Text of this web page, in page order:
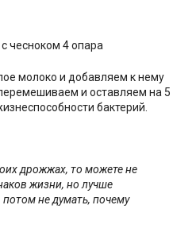
молоко и добавляем к нему
и оставляем на 5
бактерий.
дрожжах, то можете не
жизни, но лучше
потом не думать, почему